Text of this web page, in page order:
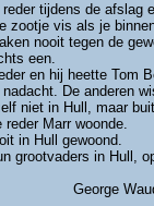
tijdens de afslag
zootje vis als je
nooit tegen de
een.
en hij heette Tom
De anderen
niet in Hull, maar
Marr woonde.
in Hull gewoond.
grootvaders in Hull,